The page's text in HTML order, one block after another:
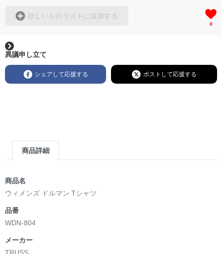
欲しいものリストに追加する
0
異議申し立て
シェアして応援する ポストして応援する
商品詳細
商品名
ウィメンズ ドルマン Tシャツ
品番
WDN-804
メーカー
TRUSS